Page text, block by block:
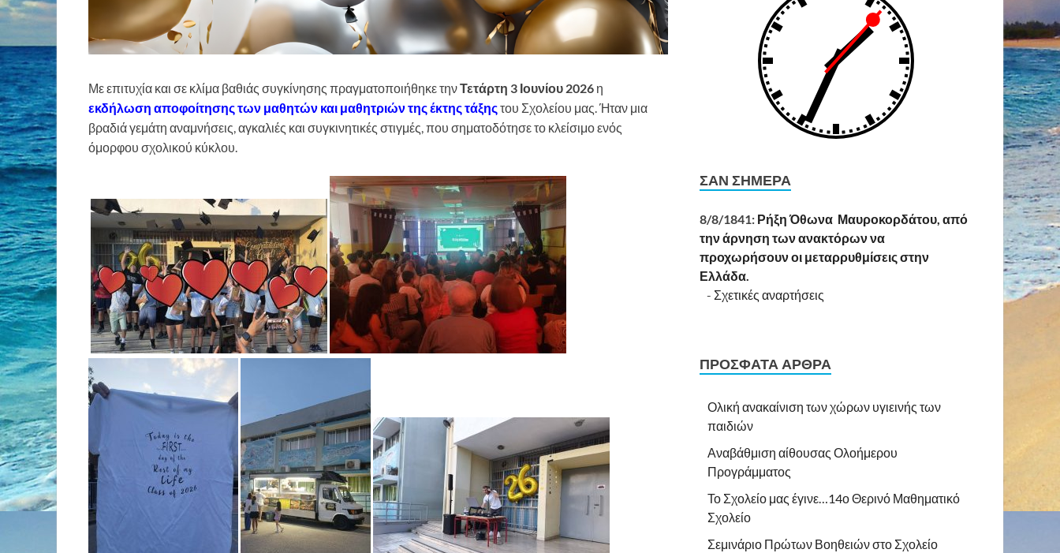
Με επιτυχία και σε κλίμα βαθιάς συγκίνησης πραγματοποιήθηκε τηνΤετάρτη 3 Ιουνίου 2026 η
εκδήλωση αποφοίτησης των μαθητών και μαθητριών της έκτης τάξηςτου Σχολείου μας. Ήταν μια
βραδιά γεμάτη αναμνήσεις, αγκαλιές και συγκινητικές στιγμές, που σηματοδότησε το κλείσιμο ενός
όμορφου σχολικού κύκλου.
ΣΑΝ ΣΉΜΕΡΑ
8/8/1841: Ρήξη Όθωνα  Μαυροκορδάτου, από
την άρνηση των ανακτόρων να
προχωρήσουν οι μεταρρυθμίσεις στην
Ελλάδα.
- Σχετικές αναρτήσεις
ΠΡΌΣΦΑΤΑ ΆΡΘΡΑ
Ολική ανακαίνιση των χώρων υγιεινής των
παιδιών
Αναβάθμιση αίθουσας Ολοήμερου
Προγράμματος
Το Σχολείο μας έγινε…14ο Θερινό Μαθηματικό
Σχολείο
Σεμινάριο Πρώτων Βοηθειών στο Σχολείο